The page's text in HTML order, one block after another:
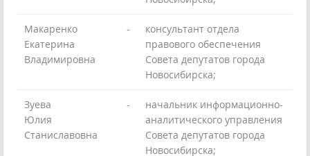
Макаренко
Екатерина
Владимировна
-
консультант отдела
правового обеспечения
Совета депутатов города
Новосибирска;
Зуева
Юлия
Станиславовна
-
начальник информационно-
аналитического управления
Совета депутатов города
Новосибирска;